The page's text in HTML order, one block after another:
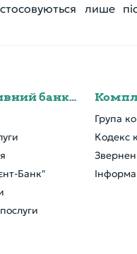
лише
Корпоративний банкінг
Банк"